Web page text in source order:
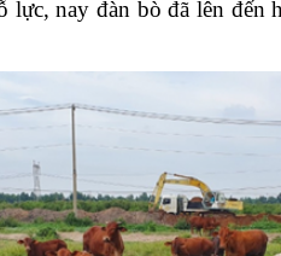
lực, nay đàn bò đã lên